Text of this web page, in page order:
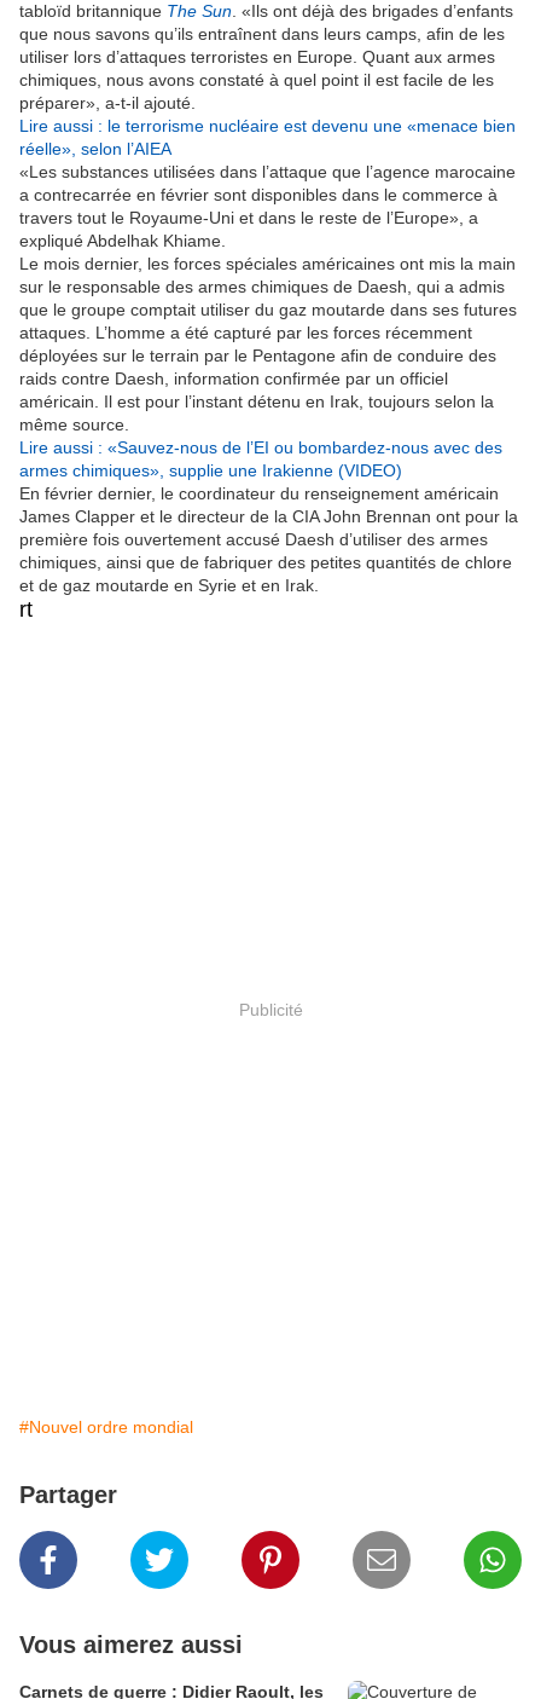
tabloïd britannique The Sun . «Ils ont déjà des brigades d’enfants
que nous savons qu’ils entraînent dans leurs camps, afin de les
utiliser lors d’attaques terroristes en Europe. Quant aux armes
chimiques, nous avons constaté à quel point il est facile de les
préparer», a-t-il ajouté.
Lire aussi : le terrorisme nucléaire est devenu une «menace bien
réelle», selon l’AIEA
«Les substances utilisées dans l’attaque que l’agence marocaine
a contrecarrée en février sont disponibles dans le commerce à
travers tout le Royaume-Uni et dans le reste de l’Europe», a
expliqué Abdelhak Khiame.
Le mois dernier, les forces spéciales américaines ont mis la main
sur le responsable des armes chimiques de Daesh, qui a admis
que le groupe comptait utiliser du gaz moutarde dans ses futures
attaques. L’homme a été capturé par les forces récemment
déployées sur le terrain par le Pentagone afin de conduire des
raids contre Daesh, information confirmée par un officiel
américain. Il est pour l’instant détenu en Irak, toujours selon la
même source.
Lire aussi : «Sauvez-nous de l’EI ou bombardez-nous avec des
armes chimiques», supplie une Irakienne (VIDEO)
En février dernier, le coordinateur du renseignement américain
James Clapper et le directeur de la CIA John Brennan ont pour la
première fois ouvertement accusé Daesh d’utiliser des armes
chimiques, ainsi que de fabriquer des petites quantités de chlore
et de gaz moutarde en Syrie et en Irak.
rt
Publicité
#Nouvel ordre mondial
Partager
Vous aimerez aussi
Carnets de guerre : Didier Raoult, les